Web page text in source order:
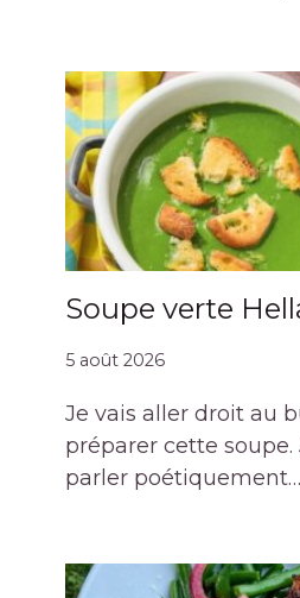
Soupe verte
5 août 2026
Je vais aller droit au
préparer cette soupe.
parler poétiquement…